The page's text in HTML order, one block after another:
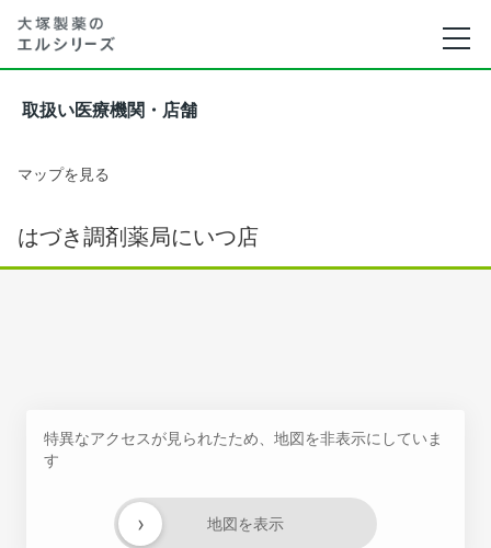
取扱い医療機関・店舗
マップを見る
はづき調剤薬局にいつ店
特異なアクセスが見られたため、地図を非表示にしていま
す
地図を表示
›